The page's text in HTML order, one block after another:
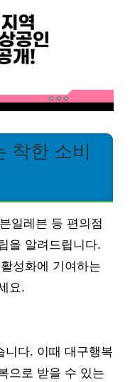
착한 소비
일레븐 등 편의점
을 알려드립니다.
성화에 기여하는
요.
니다. 이때 대구행복
으로 받을 수 있는